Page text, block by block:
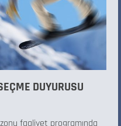
DUYURUSU
faaliyet programında